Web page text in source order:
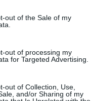
out of the Sale of my
out of processing my
for Targeted Advertising.
out of Collection, Use,
and/or Sharing of my